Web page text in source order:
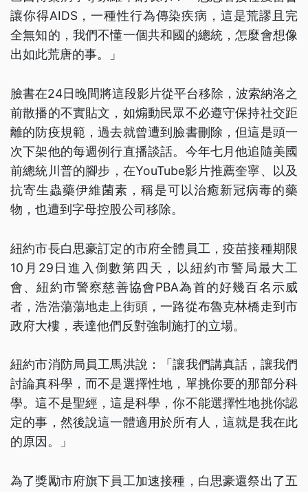
讓你得AIDS，一種性行為傳染疾病，這是荒謬且完
全無知的，我們不懂一個共和國的總統，怎麼會想像
出如此荒唐的事。」
臉書在24日晚間將這段影片從平台移除，波索納洛之
前散播的不實貼文，如煽動民眾不必遵守保持社交距
離的防疫規範，過去就曾遭到臉書刪除，但這是頭一
次下架他的每週例行直播談話。今年七月他追隨美國
前總統川普的腳步，在YouTube影片推薦奎寧、以及
抗寄生蟲藥伊維菌素，稱是可以治癒新冠病毒的藥
物，也遭到字母控股公司移除。
紐約市長白思豪訂定的市府全體員工，疫苗接種期限
10月29日進入倒數第四天，以紐約市警局最大工
會、紐約市警察慈善協會PBA為首的好幾百名示威
者，浩浩蕩蕩地走上街頭，一路從布魯克林橋走到市
政府大樓，表達他們反對強制施打的立場。
紐約市消防局員工馬洪說：「讓我們講真話，讓我們
討論真科學，而不是選擇性地，單挑你要的那部分科
學。這不是聖經，這是科學，你不能選擇性地挑你認
定的事，然後說這一體適用於所有人，這就是我在此
的原因。」
為了獎勵市府旗下員工加速接種，白思豪還祭出了五